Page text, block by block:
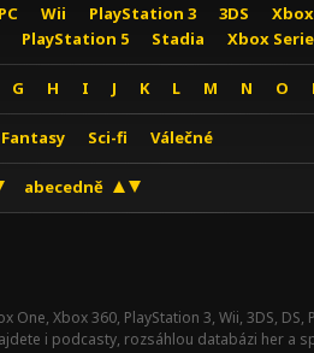
PC Wii PlayStation 3 3DS
PlayStation 5 Stadia Xbox
G H I J K L M N O
Fantasy Sci-fi Válečné
abecedně
One, Xbox 360, PlayStation 3, Wii, 3DS,
i podcasty, rozsáhlou databázi her a